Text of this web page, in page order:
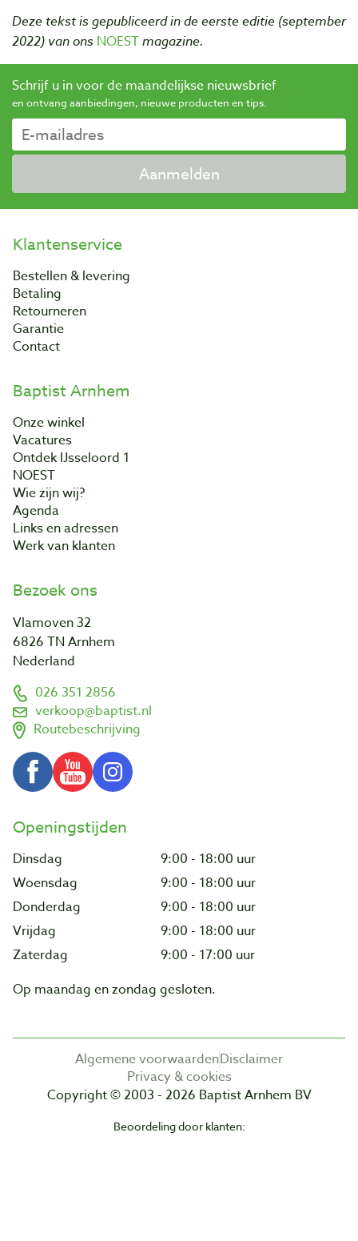
Deze tekst is gepubliceerd in de eerste editie (september
2022) van ons NOESTmagazine.
Schrijf u in voor de maandelijkse nieuwsbrief
en ontvang aanbiedingen, nieuwe producten en tips.
Aanmelden
Klantenservice
Bestellen & levering
Betaling
Retourneren
Garantie
Contact
Baptist Arnhem
Onze winkel
Vacatures
Ontdek IJsseloord 1
NOEST
Wie zijn wij?
Agenda
Links en adressen
Werk van klanten
Bezoek ons
Vlamoven 32
6826 TN Arnhem
Nederland
026 351 2856
verkoop@baptist.nl
Routebeschrijving
Openingstijden
Dinsdag
9:00 - 18:00 uur
Woensdag
9:00 - 18:00 uur
Donderdag
9:00 - 18:00 uur
Vrijdag
9:00 - 18:00 uur
Zaterdag
9:00 - 17:00 uur
Op maandag en zondag gesloten.
Algemene voorwaardenDisclaimer
Privacy & cookies
Copyright © 2003 - 2026 Baptist Arnhem BV
Beoordeling door klanten: